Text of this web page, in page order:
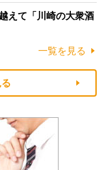
えて「川崎の大衆酒
一覧を見る